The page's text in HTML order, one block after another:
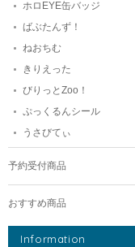
ホロEYE缶バッジ
ばぶたんず！
ねおちむ
きりえった
びりっとZoo！
ぷっくるんシール
うさびてぃ
予約受付商品
おすすめ商品
Information